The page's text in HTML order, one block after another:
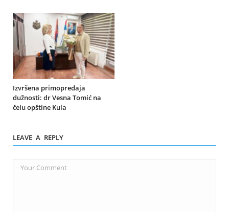
Izvršena primopredaja
dužnosti: dr Vesna Tomić na
čelu opštine Kula
LEAVE A REPLY